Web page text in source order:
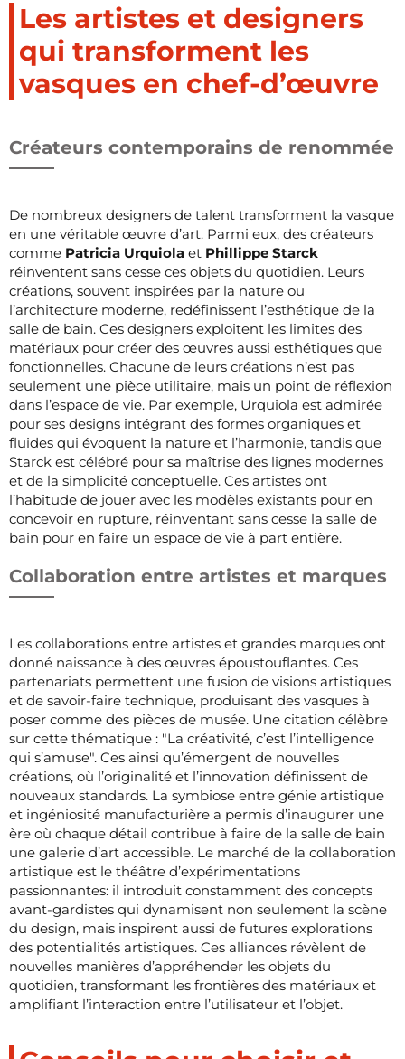
Les artistes et designers
qui transforment les
vasques en chef-d’œuvre
Créateurs contemporains de renommée
De nombreux designers de talent transforment la vasque
en une véritable œuvre d’art. Parmi eux, des créateurs
comme Patricia Urquiola et Phillippe Starck
réinventent sans cesse ces objets du quotidien. Leurs
créations, souvent inspirées par la nature ou
l’architecture moderne, redéfinissent l’esthétique de la
salle de bain. Ces designers exploitent les limites des
matériaux pour créer des œuvres aussi esthétiques que
fonctionnelles. Chacune de leurs créations n’est pas
seulement une pièce utilitaire, mais un point de réflexion
dans l’espace de vie. Par exemple, Urquiola est admirée
pour ses designs intégrant des formes organiques et
fluides qui évoquent la nature et l’harmonie, tandis que
Starck est célébré pour sa maîtrise des lignes modernes
et de la simplicité conceptuelle. Ces artistes ont
l’habitude de jouer avec les modèles existants pour en
concevoir en rupture, réinventant sans cesse la salle de
bain pour en faire un espace de vie à part entière.
Collaboration entre artistes et marques
Les collaborations entre artistes et grandes marques ont
donné naissance à des œuvres époustouflantes. Ces
partenariats permettent une fusion de visions artistiques
et de savoir-faire technique, produisant des vasques à
poser comme des pièces de musée. Une citation célèbre
sur cette thématique : La créativité, c’est l’intelligence
qui s’amuse . Ces ainsi qu’émergent de nouvelles
créations, où l’originalité et l’innovation définissent de
nouveaux standards. La symbiose entre génie artistique
et ingéniosité manufacturière a permis d’inaugurer une
ère où chaque détail contribue à faire de la salle de bain
une galerie d’art accessible. Le marché de la collaboration
artistique est le théâtre d’expérimentations
passionnantes: il introduit constamment des concepts
avant-gardistes qui dynamisent non seulement la scène
du design, mais inspirent aussi de futures explorations
des potentialités artistiques. Ces alliances révèlent de
nouvelles manières d’appréhender les objets du
quotidien, transformant les frontières des matériaux et
amplifiant l’interaction entre l’utilisateur et l’objet.